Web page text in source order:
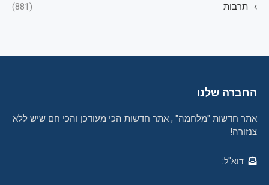
תרבות (881)
החברה שלנו
אתר חדשות "מלחמה" , אתר חדשות הכי מעודכן והכי חם שיש ללא
צנזורה!
דוא"ל: